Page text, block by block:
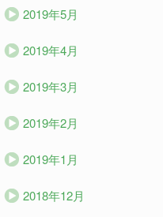
2019年5月
2019年4月
2019年3月
2019年2月
2019年1月
2018年12月